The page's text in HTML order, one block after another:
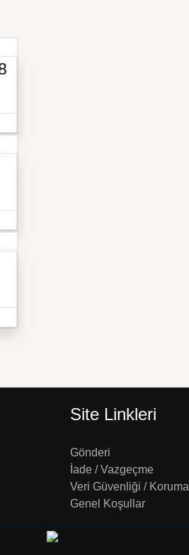
Site Linkleri
Gönderi
İade / Vazgeçme
Veri Güvenliği / Koruma
Genel Koşullar